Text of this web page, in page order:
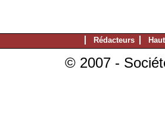
Rédacteurs
© 2007 -